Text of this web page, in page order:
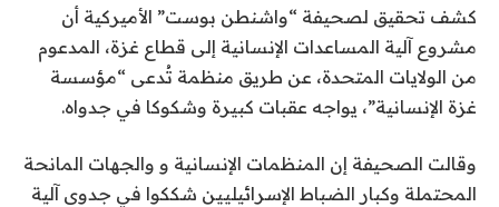
كشف تحقيق لصحيفة “واشنطن بوست” الأميركية أن
مشروع آلية المساعدات الإنسانية إلى قطاع غزة، المدعوم
من الولايات المتحدة، عن طريق منظمة تُدعى “مؤسسة
غزة الإنسانية”، يواجه عقبات كبيرة وشكوكا في جدواه.
وقالت الصحيفة إن المنظمات الإنسانية و والجهات المانحة
المحتملة وكبار الضباط الإسرائيليين شككوا في جدوى آلية